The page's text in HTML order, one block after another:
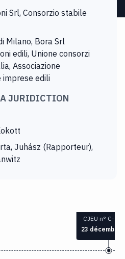
Srl, Consorzio stabile
Milano, Bora Srl
edili, Unione consorzi
Associazione
imprese edili
JURIDICTION
Juhász (Rapporteur),
CJEU n° C-
23 décembre